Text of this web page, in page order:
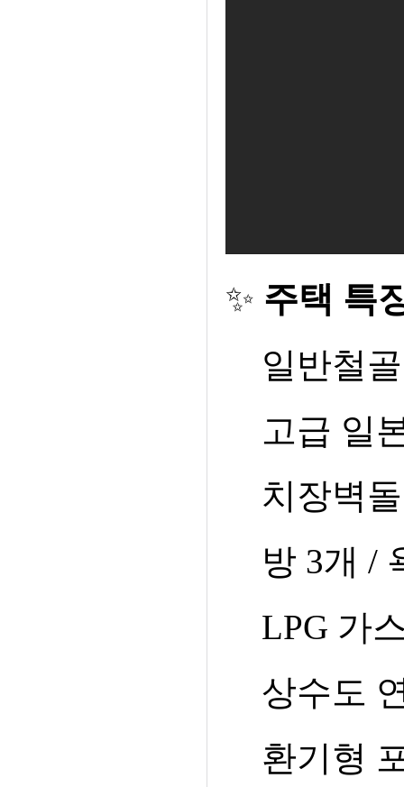
✨ 주택 특
일반철
고급 일
치장벽
방 3개 /
LPG 가
상수도
환기형